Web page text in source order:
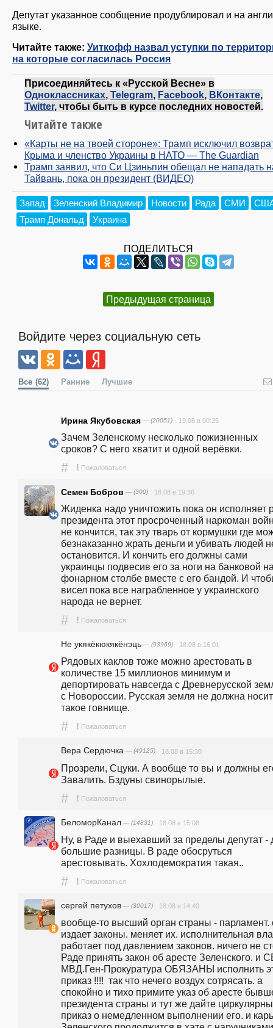
Депутат указанное сообщение продублировал и на
языке.
Читайте также: Уиткофф назвал уступки по
на которые согласилась Россия
Присоединяйтесь к «Русской Весне» в
Одноклассниках, Telegram, Facebook, ВКонтакте,
Twitter, чтобы быть в курсе последних новостей.
Читайте также
«Карты не на твоей стороне»: Трамп исключил
Крыма и членство Украины в НАТО — The Guardian
Трамп заявил, что Си Цзиньпин обещал не нападать
Тайвань, пока он президент (ВИДЕО)
Запад Зеленский Владимир Новости Рада СМИ
Трамп Дональд
Украина
ПОДЕЛИТЬСЯ
Предыдущая страница
Войдите через социальную сеть
Все (62) Ранние Лучшие
Ирина Якубовская — (20051) 19.08 в 00:25
Зачем Зеленскому несколько пожизненных
сроков? С него хватит и одной верёвки.
# ! Пожаловаться
Семен Бобров — (300) 18.08 в 19:36
Жиденка надо уничтожить пока он исполняет
президента этот просроченный наркоман
не кончится, так эту тварь от кормушки где
безнаказанно жрать деньги и убивать людей
остановится. И кончить его должны сами
украинцы подвесив его за ноги на банковой
фонарном столбе вместе с его бандой. И
висел пока все награбленное у украинского
народа не вернет.
# ! Пожаловаться
Не укякёкюкякёнэць — (93969) 18.08 в 16:01
Рядовых каклов тоже можно арестовать в
количестве 15 миллионов минимум и
депортировать навсегда с Древнерусской
с Новороссии. Русская земля не должна
такое говнище.
# ! Пожаловаться
Вера Сердючка — (49125) 18.08 в 15:30
Прозрели, Сцуки. А вообще то вы и должны
Завалить. Бздуны свинорылые.
# ! Пожаловаться
БеломорКанал — (14831) 18.08 в 15:08
Ну, в Раде и выехавший за пределы депутат -
большие разницы. В раде обосруться
арестовывать. Хохлодемократия такая..
# ! Пожаловаться
сергей петухов — (30017) 18.08 в 14:40
вообще-то высший орган страны - парламент.
издает законы. меняет их. исполнительная
работает под давлением законов. ничего не
Раде принять закон об аресте Зеленского. и
МВД.Ген-Прокуратура ОБЯЗАНЫ исполнить
приказ !!!!  так что нечего воздух сотрясать. а
спокойно и тихо примите указ об аресте
президента страны и тут же дайте
приказ о немедленном выполнении его. и